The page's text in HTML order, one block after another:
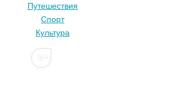
Путешествия
Спорт
Культура